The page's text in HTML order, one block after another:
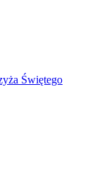
Świętego